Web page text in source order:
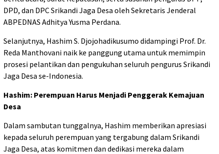
DPD, dan DPC Srikandi Jaga Desa oleh Sekretaris Jenderal
ABPEDNAS Adhitya Yusma Perdana.
Selanjutnya, Hashim S. Djojohadikusumo didampingi Prof. Dr.
Reda Manthovani naik ke panggung utama untuk memimpin
prosesi pelantikan dan pengukuhan seluruh pengurus Srikandi
Jaga Desa se-Indonesia.
Hashim: Perempuan Harus Menjadi Penggerak Kemajuan
Desa
Dalam sambutan tunggalnya, Hashim memberikan apresiasi
kepada seluruh perempuan yang tergabung dalam Srikandi
Jaga Desa, atas komitmen dan dedikasi mereka dalam